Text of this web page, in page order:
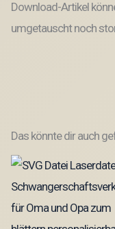
Download-Artikel
umgetauscht noch
Das könnte dir auch